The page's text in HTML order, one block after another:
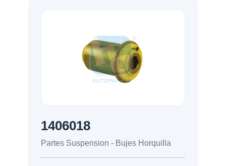
1406018
Partes Suspension - Bujes Horquilla